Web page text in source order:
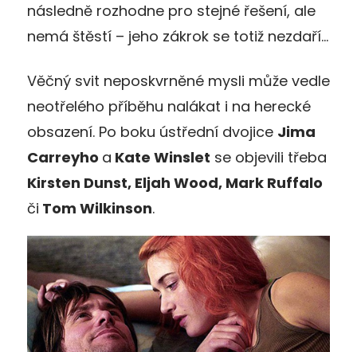
následně rozhodne pro stejné řešení, ale
nemá štěstí – jeho zákrok se totiž nezdaří…
Věčný svit neposkvrněné mysli může vedle
neotřelého příběhu nalákat i na herecké
obsazení. Po boku ústřední dvojice Jima
Carreyho a Kate Winslet se objevili třeba
Kirsten Dunst, Eljah Wood, Mark Ruffalo
či Tom Wilkinson.